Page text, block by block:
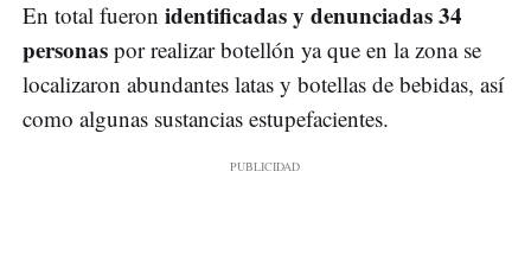
En total fueron identificadas y denunciadas 34
personas por realizar botellón ya que en la zona se
localizaron abundantes latas y botellas de bebidas, así
como algunas sustancias estupefacientes.